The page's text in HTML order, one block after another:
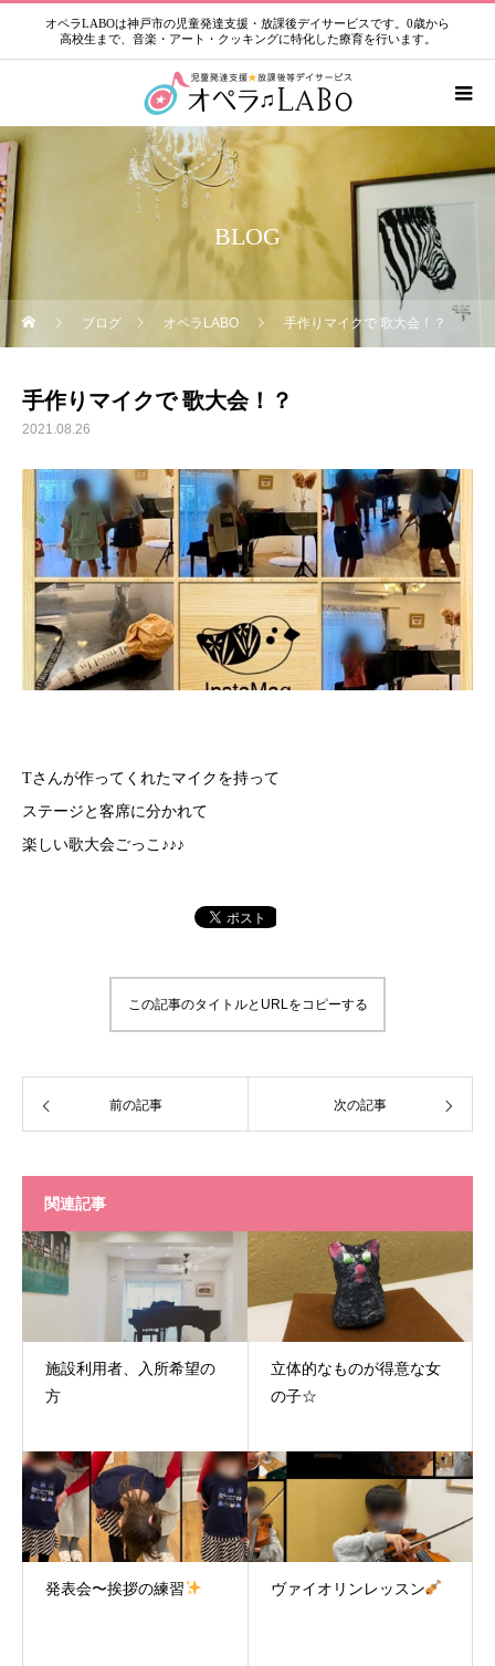
オペラLABOは神戸市の児童発達支援・放課後デイサービスです。0歳から
高校生まで、音楽・アート・クッキングに特化した療育を行います。
BLOG
ブログ オペラLABO 手作りマイクで 歌大会！？
手作りマイクで 歌大会！？
2021.08.26
Tさんが作ってくれたマイクを持って
ステージと客席に分かれて
楽しい歌大会ごっこ♪♪♪
この記事のタイトルとURLをコピーする
前の記事 次の記事
関連記事
施設利用者、入所希望の
方
立体的なものが得意な女
の子☆
発表会〜挨拶の練習 ヴァイオリンレッスン